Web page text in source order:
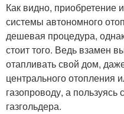
Как видно, приобретение
системы автономного
дешевая процедура,
стоит того. Ведь взамен
отапливать свой дом,
центрального отопления
газопроводу, а
газгольдера.